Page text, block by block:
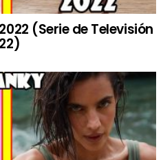
(Serie de Televisión